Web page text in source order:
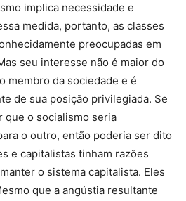
implica necessidade e
medida, portanto, as classes
preocupadas em
seu interesse não é maior do
membro da sociedade e é
de sua posição privilegiada. Se
que o socialismo seria
o outro, então poderia ser dito
e capitalistas tinham razões
o sistema capitalista. Eles
que a angústia resultante